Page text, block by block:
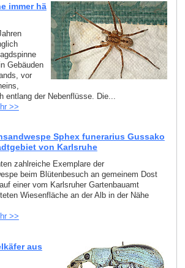
immer hä
Gebäuden
vor
entlang der Nebenflüsse. Die...
>>
Sphex funerarius Gussako
von Karlsruhe
zahlreiche Exemplare der
beim Blütenbesuch an gemeinem Dost
einer vom Karlsruher Gartenbauamt
Wiesenfläche an der Alb in der Nähe
>>
aus